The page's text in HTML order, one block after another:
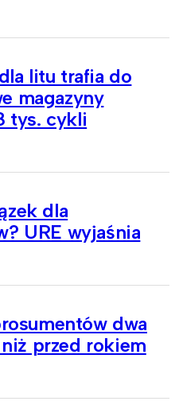
litu trafia do
magazyny
tys. cykli
dla
URE wyjaśnia
dwa
przed rokiem